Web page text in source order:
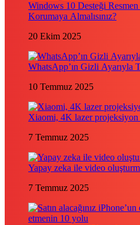
Windows 10 Desteği Resmen
Korumaya Almalısınız?
20 Ekim 2025
WhatsApp’ın Gizli Ayarıyla
10 Temmuz 2025
Xiaomi, 4K lazer projeksiyon
7 Temmuz 2025
Yapay zeka ile video
7 Temmuz 2025